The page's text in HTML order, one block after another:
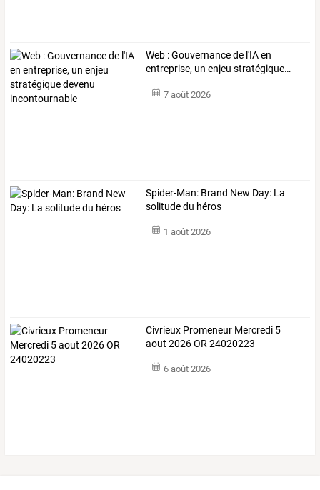
Web :Gouvernancede l'IAen
entreprise, un enjeu stratégique…
7 août 2026
Spider-Man: Brand New Day: La
solitude du héros
1 août 2026
Civrieux Promeneur Mercredi 5
aout 2026 OR 24020223
6 août 2026